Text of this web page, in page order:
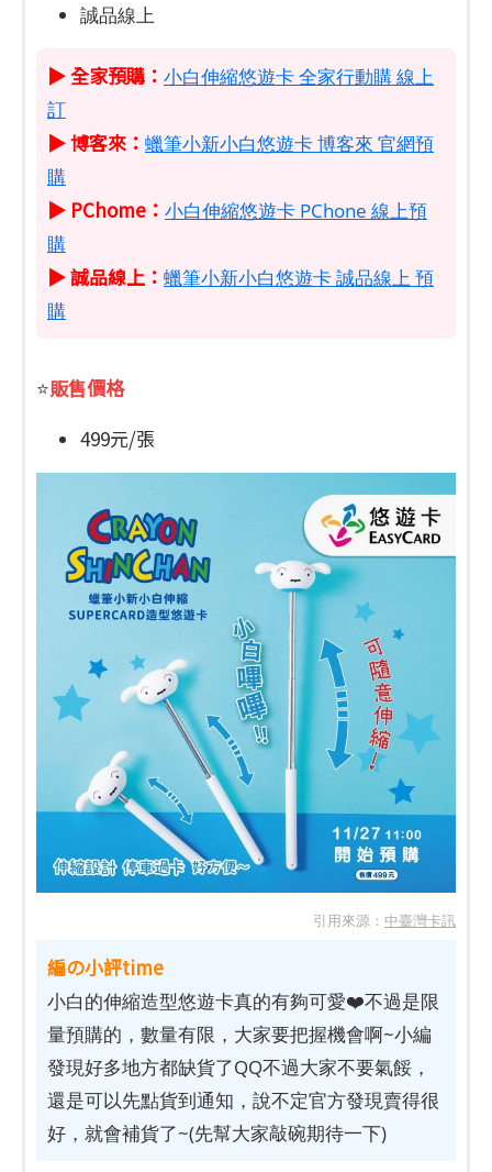
誠品線上
▶ 全家預購： 小白伸縮悠遊卡 全家行動購 線上
訂
▶ 博客來： 蠟筆小新小白悠遊卡 博客來 官網預
購
▶ PChome： 小白伸縮悠遊卡 PChone 線上預
購
▶ 誠品線上： 蠟筆小新小白悠遊卡 誠品線上 預
購
⭐販售價格
499元/張
引用來源： 中臺灣卡訊
編の小評time
小白的伸縮造型悠遊卡真的有夠可愛❤️不過是限
量預購的，數量有限，大家要把握機會啊~小編
發現好多地方都缺貨了QQ不過大家不要氣餒，
還是可以先點貨到通知，說不定官方發現賣得很
好，就會補貨了~(先幫大家敲碗期待一下)